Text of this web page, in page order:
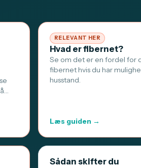
RELEVANT HER
Hvad er fibernet?
Se om det er en fordel for
fibernet hvis du har
husstand.
Læs guiden →
Sådan skifter du